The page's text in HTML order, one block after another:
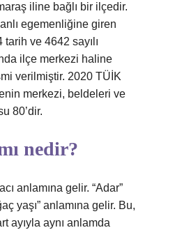
iline bağlı bir ilçedir.
egemenliğine giren
ve 4642 sayılı
ilçe merkezi haline
verilmiştir. 2020 TÜİK
merkezi, beldeleri ve
80’dir.
nedir?
anlamına gelir. “Adar”
yaşı” anlamına gelir. Bu,
ayıyla aynı anlamda